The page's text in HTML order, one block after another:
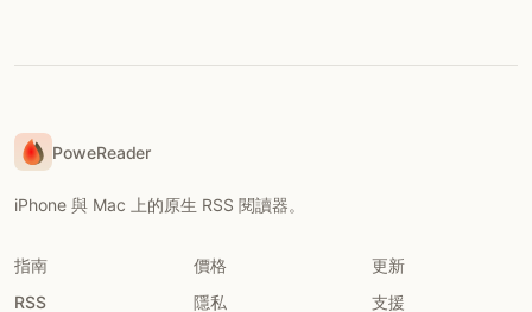
PoweReader
iPhone 與 Mac 上的原生 RSS 閱讀器。
指南 價格
更新
RSS
隱私 支援